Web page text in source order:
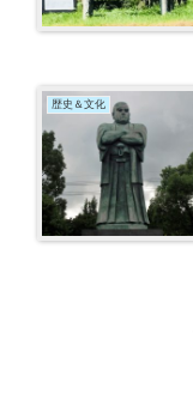
歴史＆文化